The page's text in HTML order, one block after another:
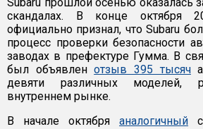
скандалах. В конце октября
официально признал, что Subaru
процесс проверки безопасности
заводах в префектуре Гумма. В
был объявленотзыв 395 тысяч
девяти различных моделей,
внутреннем рынке.
В начале октября аналогичный